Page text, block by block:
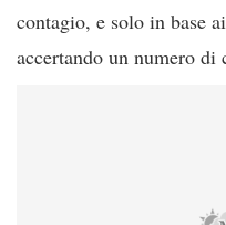
contagio, e solo in base
accertando un numero